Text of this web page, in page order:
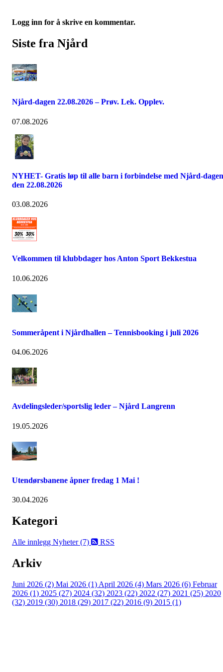
Logg inn for å skrive en kommentar.
Siste fra Njård
Njård-dagen 22.08.2026 – Prøv. Lek. Opplev.
07.08.2026
NYHET- Gratis løp til alle barn i forbindelse med Njård-dagen
den 22.08.2026
03.08.2026
Velkommen til klubbdager hos Anton Sport Bekkestua
10.06.2026
Sommeråpent i Njårdhallen – Tennisbooking i juli 2026
04.06.2026
Avdelingsleder/sportslig leder – Njård Langrenn
19.05.2026
Utendørsbanene åpner fredag 1 Mai !
30.04.2026
Kategori
Alle innlegg Nyheter (7) RSS
Arkiv
Juni 2026 (2) Mai 2026 (1) April 2026 (4) Mars 2026 (6) Februar
2026 (1) 2025 (27) 2024 (32) 2023 (22) 2022 (27) 2021 (25) 2020
(32) 2019 (30) 2018 (29) 2017 (22) 2016 (9) 2015 (1)